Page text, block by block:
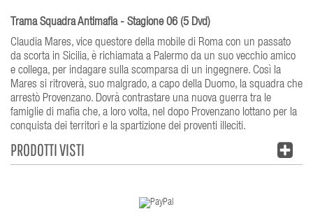
Trama Squadra Antimafia - Stagione 06 (5 Dvd)
Claudia Mares, vice questore della mobile di Roma con un passato
da scorta in Sicilia, è richiamata a Palermo da un suo vecchio amico
e collega, per indagare sulla scomparsa di un ingegnere. Così la
Mares si ritroverà, suo malgrado, a capo della Duomo, la squadra che
arrestò Provenzano. Dovrà contrastare una nuova guerra tra le
famiglie di mafia che, a loro volta, nel dopo Provenzano lottano per la
conquista dei territori e la spartizione dei proventi illeciti.
PRODOTTI VISTI